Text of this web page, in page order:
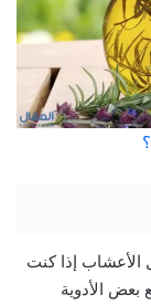
الأعشاب إذا كنت
بعض الأدوية